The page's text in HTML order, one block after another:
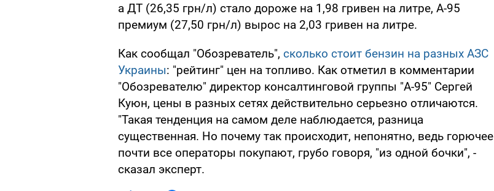
а ДТ (26,35 грн/л) стало дороже на 1,98 гривен на литре, А-95
премиум (27,50 грн/л) вырос на 2,03 гривен на литре.
Как сообщал "Обозреватель", сколько стоит бензин на разных АЗС
Украины: "рейтинг" цен на топливо. Как отметил в комментарии
"Обозревателю" директор консалтинговой группы "А-95" Сергей
Куюн, цены в разных сетях действительно серьезно отличаются.
"Такая тенденция на самом деле наблюдается, разница
существенная. Но почему так происходит, непонятно, ведь горючее
почти все операторы покупают, грубо говоря, "из одной бочки", -
сказал эксперт.